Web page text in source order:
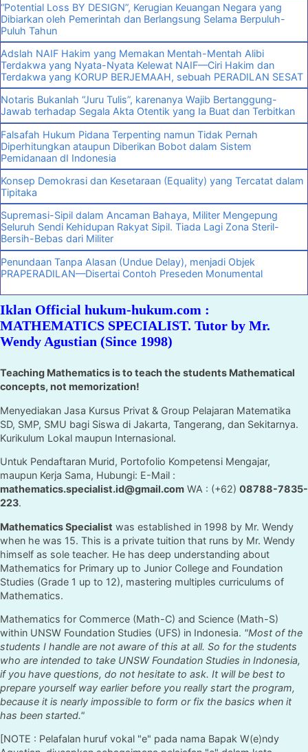
“Potential Loss BY DESIGN”, Kerugian Keuangan Negara yang
Dibiarkan oleh Pemerintah dan Berlangsung Selama Berpuluh-
Puluh Tahun
Adslah NAIF Hakim yang Memakan Mentah-Mentah Alibi
Terdakwa yang Nyata-Nyata Kelewat NAIF—Ciri Hakim dan
Terdakwa yang KORUP BERJEMAAH, sebuah PERADILAN SESAT
Notaris Bukanlah “Juru Tulis”, karenanya Wajib Bertanggung-
Jawab terhadap Segala Akta Otentik yang Ia Buat dan Terbitkan
Falsafah Hukum Pidana Terpenting namun Tidak Pernah
Diperhitungkan ataupun Diberikan Bobot dalam Sistem
Pemidanaan dI Indonesia
Konsep Demokrasi dan Kesetaraan (Equality) yang Tercatat dalam
Tipitaka
Supremasi-Sipil dalam Ancaman Bahaya, Militer Mengepung
Seluruh Sendi Kehidupan Rakyat Sipil. Tiada Lagi Zona Steril-
Bersih-Bebas dari Militer
Penundaan Tanpa Alasan (Undue Delay), menjadi Objek
PRAPERADILAN—Disertai Contoh Preseden Monumental
Iklan Official hukum-hukum.com :
MATHEMATICS SPECIALIST. Tutor by Mr.
Wendy Agustian (Since 1998)
Teaching Mathematics is to teach the students Mathematical
concepts, not memorization!
Menyediakan Jasa Kursus Privat & Group Pelajaran Matematika
SD, SMP, SMU bagi Siswa di Jakarta, Tangerang, dan Sekitarnya.
Kurikulum Lokal maupun Internasional.
Untuk Pendaftaran Murid, Portofolio Kompetensi Mengajar,
maupun Kerja Sama, Hubungi: E-Mail :
mathematics.specialist.id@gmail.com WA : (+62) 08788-7835-
223.
Mathematics Specialist was established in 1998 by Mr. Wendy
when he was 15. This is a private tuition that runs by Mr. Wendy
himself as sole teacher. He has deep understanding about
Mathematics for Primary up to Junior College and Foundation
Studies (Grade 1 up to 12), mastering multiples curriculums of
Mathematics.
Mathematics for Commerce (Math-C) and Science (Math-S)
within UNSW Foundation Studies (UFS) in Indonesia. "Most of the
students I handle are not aware of this at all. So for the students
who are intended to take UNSW Foundation Studies in Indonesia,
if you have questions, do not hesitate to ask. It will be best to
prepare yourself way earlier before you really start the program,
because it is nearly impossible to form or fix the basics when it
has been started."
[NOTE : Pelafalan huruf vokal "e" pada nama Bapak W(e)ndy